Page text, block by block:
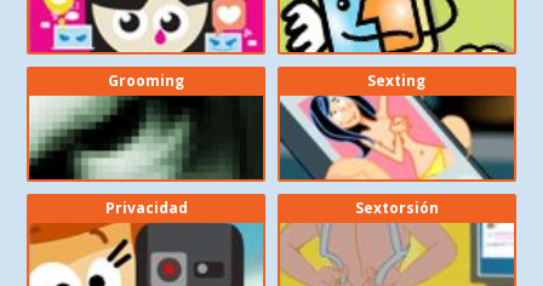
Grooming Sexting
Privacidad Sextorsión